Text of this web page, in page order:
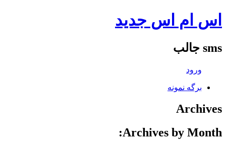
اس ام اس جدید
sms جالب
ورود
برگه نمونه
Archives
Archives by Month: